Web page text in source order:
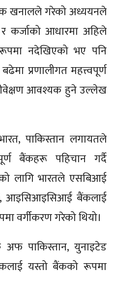
खनालले गरेको अध्ययनले
कर्जाको आधारमा अहिले
नदेखिएको भए पनि
प्रणालीगत महत्त्वपूर्ण
आवश्यक हुने उल्लेख
पाकिस्तान लगायतले
बैंकहरू पहिचान गर्दै
लागि भारतले एसबिआई
आइसिआइसिआई बैंकलाई
वर्गीकरण गरेको थियो।
पाकिस्तान, युनाइटेड
यस्तो बैंकको रूपमा